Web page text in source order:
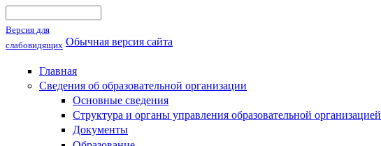
Форма поиска
Версия для
слабовидящих Обычная версия сайта
Главная
Сведения об образовательной организации
Основные сведения
Структура и органы управления образовательной организацией
Документы